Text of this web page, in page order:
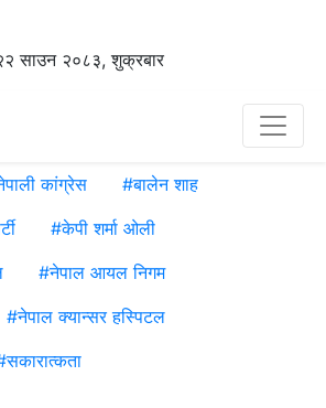
साउन २०८३, शुक्रबार
कांग्रेस #बालेन शाह
#केपी शर्मा ओली
#नेपाल आयल निगम
#नेपाल क्यान्सर हस्पिटल
सकारात्कता